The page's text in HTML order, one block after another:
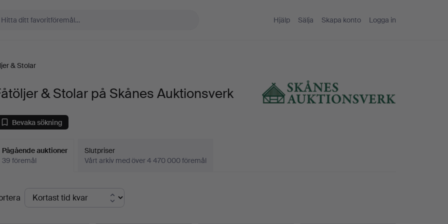
Hjälp Sälja Skapa konto Logga in
& Stolar
& Stolar på Skånes Auktionsverk
Bevaka sökning
Pågående auktioner
39 föremål
Slutpriser
Vårt arkiv med över 4 470 000 föremål
Pågående